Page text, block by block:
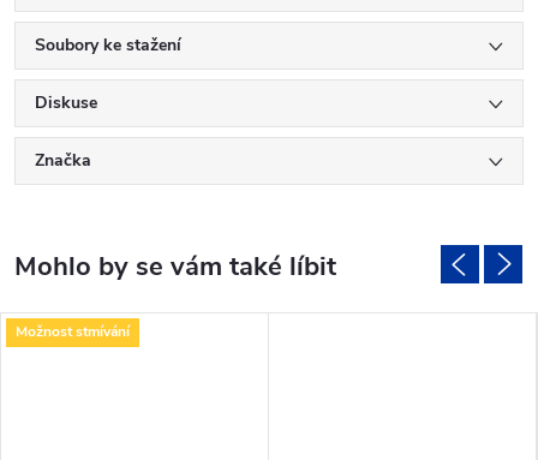
Soubory ke stažení
Diskuse
Značka
Možnost stmívání